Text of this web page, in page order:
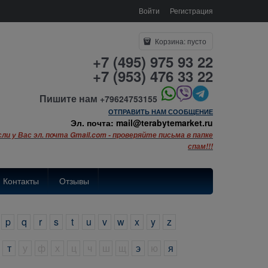
Войти Регистрация
Корзина: пусто
+7 (495) 975 93 22
+7 (953) 476 33 22
Пишите нам +79624753155
ОТПРАВИТЬ НАМ СООБЩЕНИЕ
Эл. почта: mail@terabytemarket.ru
у Вас эл. почта Gmail.com - проверяйте письма в папке
спам!!!
Контакты Отзывы
p q r s t u v w x y
z
т э я